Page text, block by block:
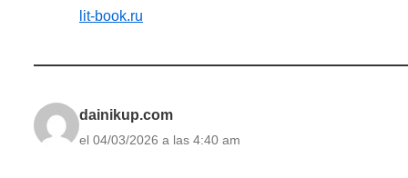
lit-book.ru
dainikup.com
el 04/03/2026 a las 4:40 am